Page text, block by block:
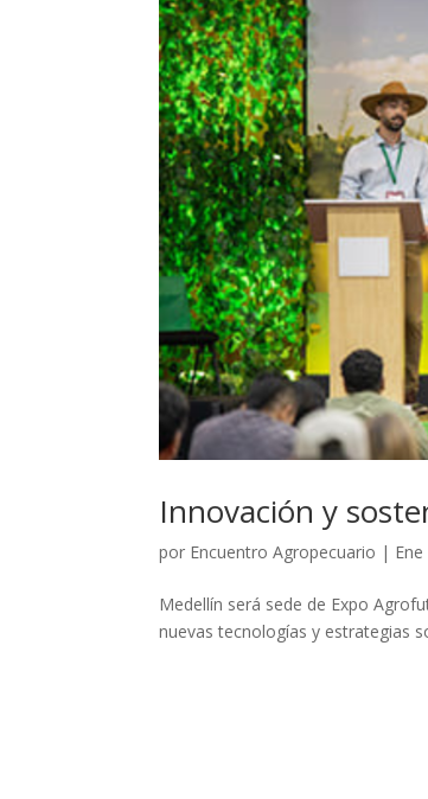
Innovación y
por Encuentro Agropecuario |
Medellín será sede de Expo
nuevas tecnologías y estrategias